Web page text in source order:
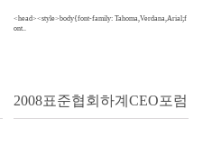
<head><style>body{font-family: Tahoma,Verdana,Arial;f
ont..
2008표준협회하계CEO포럼